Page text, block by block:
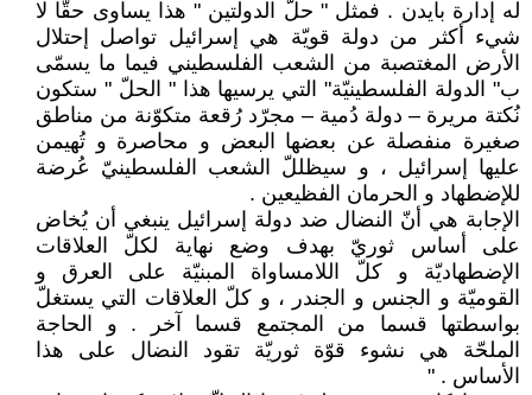
له إدارة بايدن . فمثل " حلّ الدولتين " هذا يساوى حقّا لا
شيء أكثر من دولة قويّة هي إسرائيل تواصل إحتلال
الأرض المغتصبة من الشعب الفلسطيني فيما ما يسمّى
ب" الدولة الفلسطينيّة" التي يرسيها هذا " الحلّ " ستكون
نُكتة مريرة – دولة دُمية – مجرّد رُقعة متكوّنة من مناطق
صغيرة منفصلة عن بعضها البعض و محاصرة و تُهيمن
عليها إسرائيل ، و سيظللّ الشعب الفلسطينيّ عُرضة
للإضطهاد و الحرمان الفظيعين .
الإجابة هي أنّ النضال ضد دولة إسرائيل ينبغي أن يُخاض
على أساس ثوريّ بهدف وضع نهاية لكلّ العلاقات
الإضطهاديّة و كلّ اللامساواة المبنيّة على العرق و
القوميّة و الجنس و الجندر ، و كلّ العلاقات التي يستغلّ
بواسطتها قسما من المجتمع قسما آخر . و الحاجة
الملحّة هي نشوء قوّة ثوريّة تقود النضال على هذا
الأساس . "